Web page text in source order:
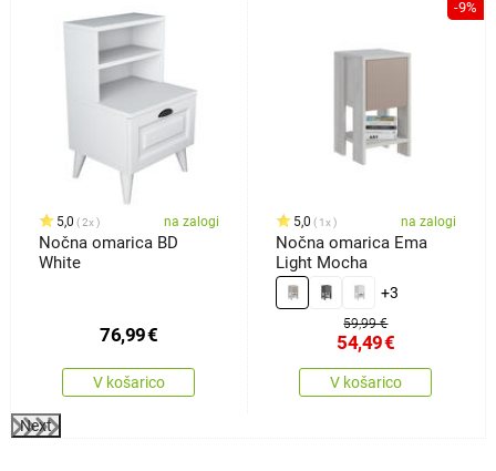
5,0 2x na zalogi
Nočna omarica BD
White
76,99€
V košarico
-9%
5,0 1x na zalogi
Nočna omarica Ema
Light Mocha
+3
59,99 €
54,49€
V košarico
Next